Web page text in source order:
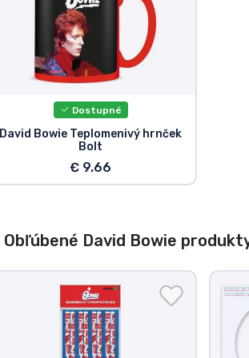
Dostupné
David Bowie Teplomenivý hrnček
Bolt
€ 9.66
Obľúbené David Bowie